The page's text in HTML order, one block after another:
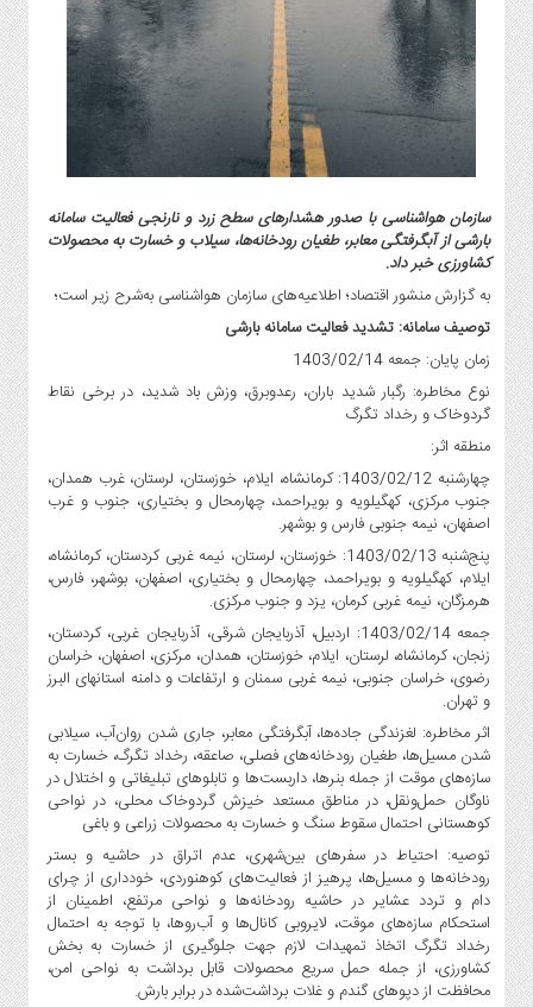
ارز
دیجیتال
کشاورزی
و
صنایع
غذایی
و
بین
الملل
نگاه
روز
گوناگون
سازمان هواشناسی با صدور هشدارهای سطح زرد و نارنجی فعالیت سامانه
بارشی از آبگرفتگی معابر، طغیان رودخانه‌ها، سیلاب و خسارت به محصولات
کشاورزی خبر داد.
به گزارش منشور اقتصاد؛ اطلاعیه‌های سازمان هواشناسی به‌شرح زیر است؛
توصیف سامانه: تشدید فعالیت سامانه بارشی
زمان پایان: جمعه 1403/02/14
نوع مخاطره: رگبار شدید باران، رعدوبرق، وزش باد شدید، در برخی نقاط
گردوخاک و رخداد تگرگ
منطقه اثر:
چهارشنبه 1403/02/12: کرمانشاه، ایلام، خوزستان، لرستان، غرب همدان،
جنوب مرکزی، کهگیلویه و بویراحمد، چهارمحال و بختیاری، جنوب و غرب
اصفهان، نیمه جنوبی فارس و بوشهر.
پنج‌شنبه 1403/02/13: خوزستان، لرستان، نیمه غربی کردستان، کرمانشاه،
ایلام، کهگیلویه و بویراحمد، چهارمحال و بختیاری، اصفهان، بوشهر، فارس،
هرمزگان، نیمه غربی کرمان، یزد و جنوب مرکزی.
جمعه 1403/02/14: اردبیل، آذربایجان شرقی، آذربایجان غربی، کردستان،
زنجان، کرمانشاه، لرستان، ایلام، خوزستان، همدان، مرکزی، اصفهان، خراسان
رضوی، خراسان جنوبی، نیمه غربی سمنان و ارتفاعات و دامنه استانهای البرز
و تهران.
اثر مخاطره: لغزندگی جاده‌ها، آبگرفتگی معابر، جاری شدن روان‌آب، سیلابی
شدن مسیل‌ها، طغیان رودخانه‌های فصلی، صاعقه، رخداد تگرگ، خسارت به
سازه‌های موقت از جمله بنرها، داربست‌ها و تابلوهای تبلیغاتی و اختلال در
ناوگان حمل‌ونقل، در مناطق مستعد خیزش گردوخاک محلی، در نواحی
کوهستانی احتمال سقوط سنگ و خسارت به محصولات زراعی و باغی
توصیه: احتیاط در سفرهای بین‌شهری، عدم اتراق در حاشیه و بستر
رودخانه‌ها و مسیل‌ها، پرهیز از فعالیت‌های کوهنوردی، خودداری از چرای
دام و تردد عشایر در حاشیه رودخانه‌ها و نواحی مرتفع، اطمینان از
استحکام سازه‌های موقت، لایروبی کانال‌ها و آب‌روها، با توجه به احتمال
رخداد تگرگ اتخاذ تمهیدات لازم جهت جلوگیری از خسارت به بخش
کشاورزی، از جمله حمل سریع محصولات قابل برداشت به نواحی امن،
محافظت از دپوهای گندم و غلات برداشت‌شده در برابر بارش.